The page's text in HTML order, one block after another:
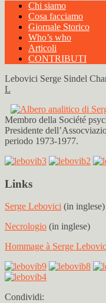
Chi siamo
Cosa facciamo
Giornale Storico
Who’s who
Articoli
CONTRIBUTI
Lebovici Serge Sindel
L
Membro della Société
Presidente
periodo 1973-1977.
Links
Serge Lebovici (in inglese)
Necrologio (in inglese)
Hommage à Serge
Condividi: